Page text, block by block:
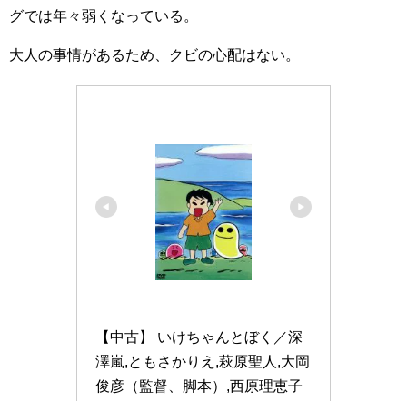
グでは年々弱くなっている。
大人の事情があるため、クビの心配はない。
【中古】 いけちゃんとぼく／深
澤嵐,ともさかりえ,萩原聖人,大岡
俊彦（監督、脚本）,西原理恵子